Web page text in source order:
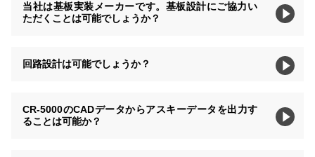
当社は基板実装メーカーです。基板設計にご協力い
ただくことは可能でしょうか？
回路設計は可能でしょうか？
CR-5000のCADデータからアスキーデータを出力す
ることは可能か？